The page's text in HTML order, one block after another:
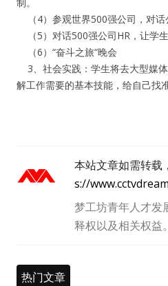
（4）参观世界500强公司，对话
（5）对话500强公司HR，让学生
（6）“奋斗之旅“晚会
3、社会实践：学生将去大型媒
解工作需要的基本技能，给自己找
本站文章如需转载
s://
梦工坊青年人才发
释权以及相关权益。
热门文章